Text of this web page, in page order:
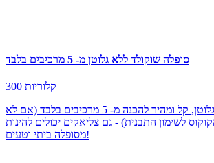
סופלה שוקולד ללא גלוטן מ- 5 מרכיבים בלבד
300 קלוריות
סופלה שוקולד ללא גלוטן, קל ומהיר להכנה מ- 5 מרכיבים בלבד (אם לא
לשימון התבנית) - גם צליאקים יכולים להינות
מסופלה ביתי וטעים!